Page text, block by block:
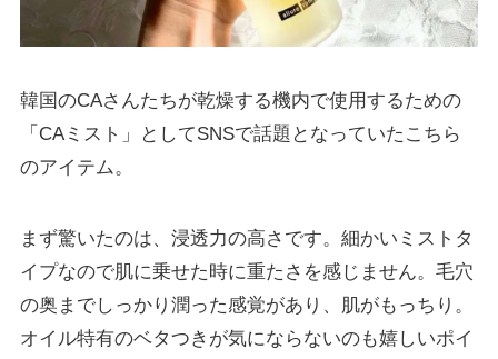
韓国のCAさんたちが乾燥する機内で使用するための
「CAミスト」としてSNSで話題となっていたこちら
のアイテム。
まず驚いたのは、浸透力の高さです。細かいミストタ
イプなので肌に乗せた時に重たさを感じません。毛穴
の奥までしっかり潤った感覚があり、肌がもっちり。
オイル特有のベタつきが気にならないのも嬉しいポイ